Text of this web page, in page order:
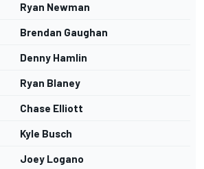
Ryan Newman
Brendan Gaughan
Denny Hamlin
Ryan Blaney
Chase Elliott
Kyle Busch
Joey Logano